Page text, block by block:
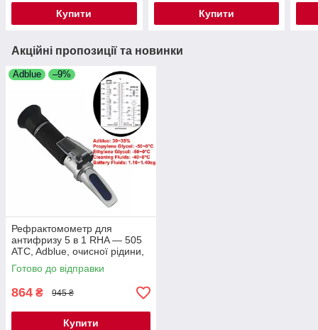
Купити Купити
Акційні пропозиції та новинки
Adblue –9%
Рефрактомометр для
антифризу 5 в 1 RHA — 505
ATC, Adblue, очисної рідини,
електроліту
Готово до відправки
864 ₴ 945 ₴
Купити